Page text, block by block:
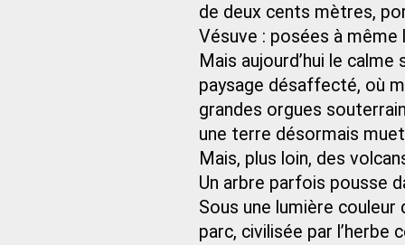
de deux cents mètres,
Vésuve : posées à même
Mais aujourd’hui le
paysage désaffecté, où
grandes orgues
une terre désormais
Mais, plus loin, des
Un arbre parfois pousse
Sous une lumière
parc, civilisée par l’herbe